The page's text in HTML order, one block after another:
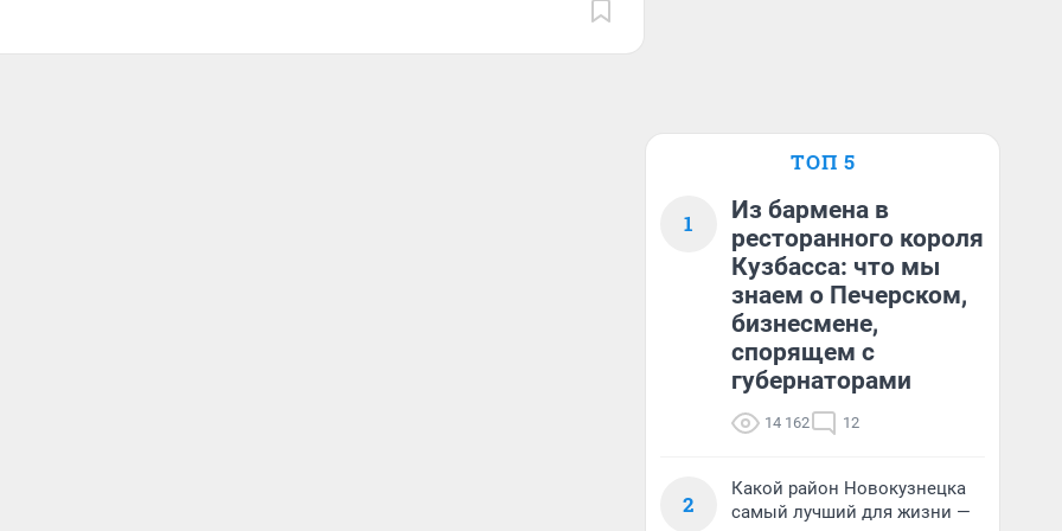
ТОП 5
1
Из бармена в
ресторанного короля
Кузбасса: что мы
знаем о Печерском,
бизнесмене,
спорящем с
губернаторами
14 162 12
2
Какой район Новокузнецка
самый лучший для жизни —